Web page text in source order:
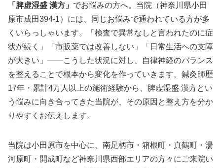
「脾虚湿盛 漢方」 でお悩みの方へ。当院（神奈川県小田
原市成田394-1）には、同じお悩みで通われている方が多
くいらっしゃいます。「検査で異常なしと言われたのに症
状が続く」「市販薬では改善しない」「日常生活への支障
が大きい」——こうした状況に対し、自律神経のバランス
を整えることで根本から変化を作っていきます。鍼灸師歴
17年・累計4万人以上の施術経験から、脾虚湿盛 漢方とい
う悩みに向き合ってきた当院が、その原因と整え方を分か
りやすくお伝えします。
当院は小田原市を中心に、南足柄市・箱根町・真鶴町・湯
河原町・開成町など神奈川県西部エリアの方々にご来院い